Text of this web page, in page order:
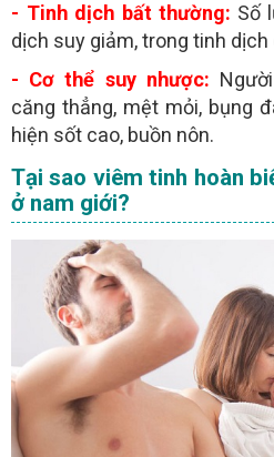
- Tinh dịch bất thường: Số
dịch suy giảm, trong tinh dịch
- Cơ thể suy nhược:
căng thẳng, mệt mỏi, bụng
hiện sốt cao, buồn nôn.
Tại sao viêm tinh hoàn
ở nam giới?